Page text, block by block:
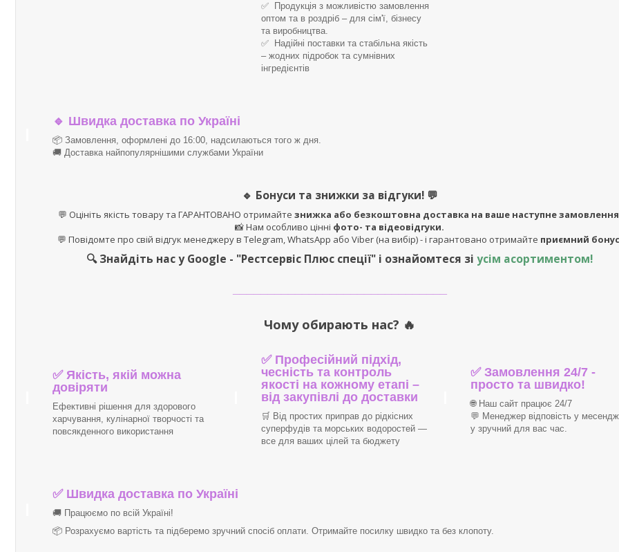
✅ Продукція з можливістю замовлення
оптом та в роздріб – для сім'ї, бізнесу
та виробництва.
✅ Надійні поставки та стабільна якість
– жодних підробок та сумнівних
інгредієнтів
🔹 Швидка доставка по Україні
📦 Замовлення, оформлені до 16:00, надсилаються того ж дня.
🚚 Доставка найпопулярнішими службами України
🔹 Бонуси та знижки за відгуки!💬
💬 Оцініть якість товару та ГАРАНТОВАНО отримайте знижка або безкоштовна доставка на ваше наступне
📸 Нам особливо цінні фото- та відеовідгуки.
💬 Повідомте про свій відгук менеджеру в Telegram, WhatsApp або Viber (на вибір) - і гарантовано отримайте приємний
🔍 Знайдіть нас у Google - "Рестсервіс Плюс спеції" і ознайомтеся зі усім асортиментом!
Чому обирають нас? 🔥
✅ Якість, якій можна
довіряти
Ефективні рішення для здорового
харчування, кулінарної творчості та
повсякденного використання
✅ Професійний підхід,
чесність та контроль
якості на кожному етапі –
від закупівлі до доставки
🛒 Від простих приправ до рідкісних
суперфудів та морських водоростей —
все для ваших цілей та бюджету
✅ Замовлення 24/7 -
просто та швидко!
🌐 Наш сайт працює 24/7
💬 Менеджер відповість у
у зручний для вас час.
✅Швидка доставка по Україні
🚚 Працюємо по всій Україні!
📦 Розрахуємо вартість та підберемо зручний спосіб оплати. Отримайте посилку швидко та без клопоту.